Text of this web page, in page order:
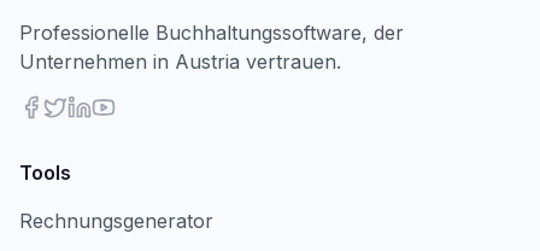
Professionelle Buchhaltungssoftware, der
Unternehmen in Austria vertrauen.
Tools
Rechnungsgenerator